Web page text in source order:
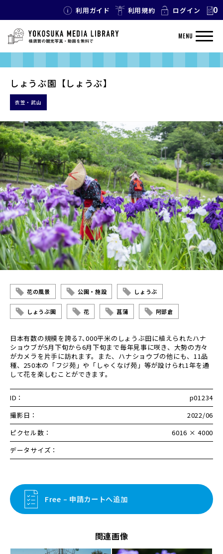
利用ガイド 利用規約 ログイン 0
MENU
しょうぶ園【しょうぶ】
衣笠・武山
花の風景 公園・施設 しょうぶ
しょうぶ園 花 菖蒲 阿部倉
日本有数の規模を誇る7､000平米のしょうぶ田に植えられたハナ
ショウブが5月下旬から6月下旬まで毎年見事に咲き、大勢の方々
がカメラを片手に訪れます。また、ハナショウブの他にも、11品
種、250本の「フジ苑」や「しゃくなげ苑」等が設けられ1年を通
して花を楽しむことができます。
ID：
p01234
撮影日：
2022/06
ピクセル数：
6016 × 4000
データサイズ：
Free – 申請カートへ追加
関連画像